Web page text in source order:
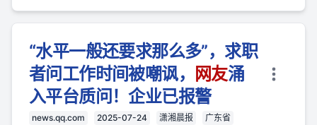
“水平一般还要求那么多”，求职
者问工作时间被嘲讽，
网友涌
入平台质问！企业已报警
news.qq.com 2025-07-24 潇湘晨报 广东省